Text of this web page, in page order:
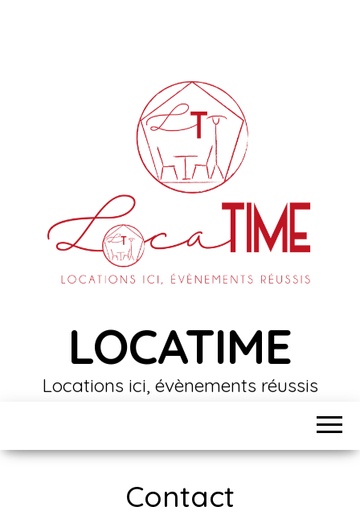
LOCATIME
Locations ici, évènements réussis
Contact